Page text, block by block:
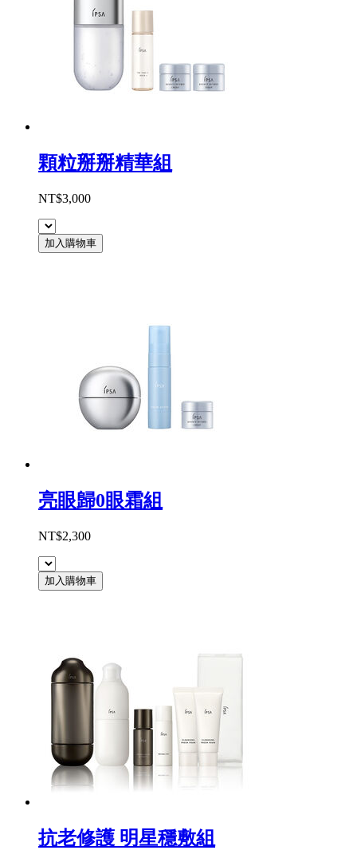
顆粒掰掰精華組
NT$3,000
加入購物車
亮眼歸0眼霜組
NT$2,300
加入購物車
抗老修護 明星穩敷組